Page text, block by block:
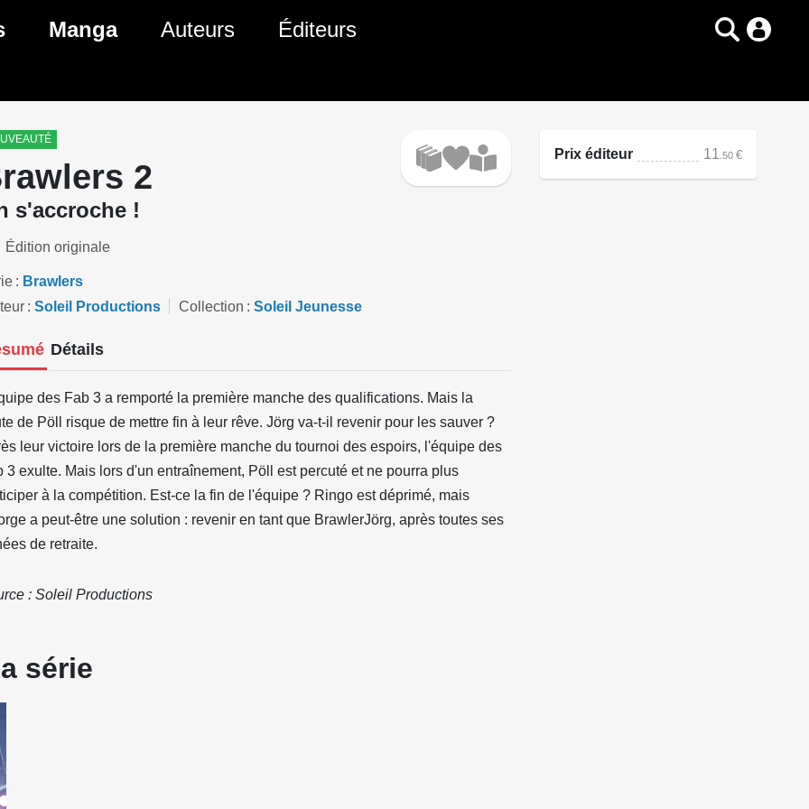
Comics
sorties Comics
Manga
Prochaines sorties Manga
Genres Manga
Auteurs Éditeurs
2
s'accroche !
Édition originale
Brawlers
Soleil Productions Collection Soleil Jeunesse
Détails
des Fab 3 a remporté la première manche des qualifications. Mais la
de Pöll risque de mettre fin à leur rêve. Jörg va-t-il revenir pour les sauver ?
leur victoire lors de la première manche du tournoi des espoirs, l'équipe des
3 exulte. Mais lors d'un entraînement, Pöll est percuté et ne pourra plus
à la compétition. Est-ce la fin de l'équipe ? Ringo est déprimé, mais
a peut-être une solution : revenir en tant que BrawlerJörg, après toutes ses
de retraite.
: Soleil Productions
Prix éditeur 11 .50 €
série